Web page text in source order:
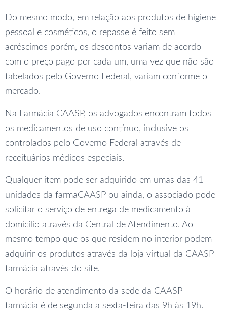
Do mesmo modo, em relação aos produtos de higiene
pessoal e cosméticos, o repasse é feito sem
acréscimos porém, os descontos variam de acordo
com o preço pago por cada um, uma vez que não são
tabelados pelo Governo Federal, variam conforme o
mercado.
Na Farmácia CAASP, os advogados encontram todos
os medicamentos de uso contínuo, inclusive os
controlados pelo Governo Federal através de
receituários médicos especiais.
Qualquer item pode ser adquirido em umas das 41
unidades da farmaCAASP ou ainda, o associado pode
solicitar o serviço de entrega de medicamento à
domicílio através da Central de Atendimento. Ao
mesmo tempo que os que residem no interior podem
adquirir os produtos através da loja virtual da CAASP
farmácia através do site.
O horário de atendimento da sede da CAASP
farmácia é de segunda a sexta-feira das 9h às 19h.